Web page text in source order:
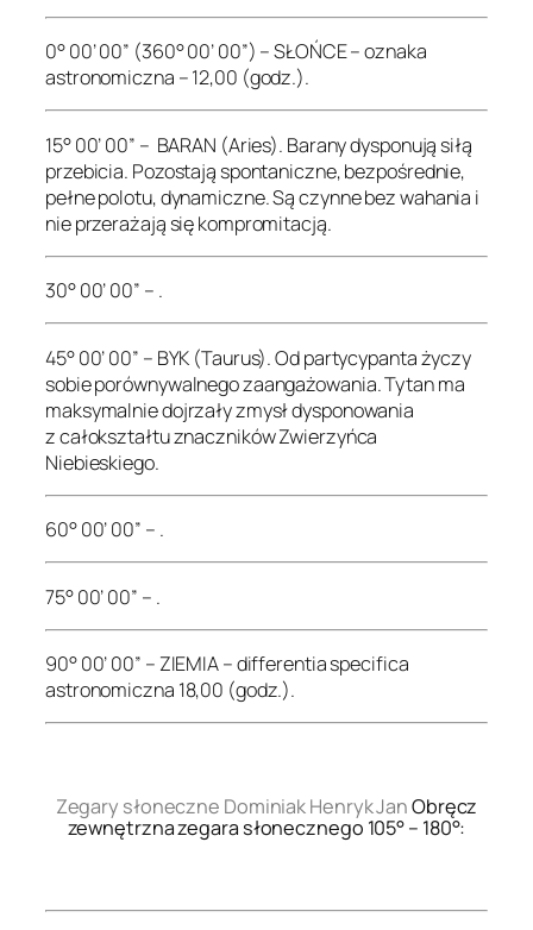
0° 00’ 00” (360° 00’ 00”) – SŁOŃCE – oznaka
astronomiczna – 12,00 (godz.).
15° 00’ 00” – BARAN (Aries). Barany dysponują siłą
przebicia. Pozostają spontaniczne, bezpośrednie,
pełne polotu, dynamiczne. Są czynne bez wahania i
nie przerażają się kompromitacją.
30° 00’ 00” – .
45° 00’ 00” – BYK (Taurus). Od partycypanta życzy
sobie porównywalnego zaangażowania. Tytan ma
maksymalnie dojrzały zmysł dysponowania
z całokształtu znaczników Zwierzyńca
Niebieskiego.
60° 00’ 00” – .
75° 00’ 00” – .
90° 00’ 00” – ZIEMIA – differentia specifica
astronomiczna 18,00 (godz.).
Zegary słoneczne Dominiak Henryk JanObręcz
zewnętrzna zegara słonecznego 105° – 180°: